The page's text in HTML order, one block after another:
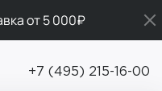
от 5 000₽
от 5 000₽
+7 (495) 215-16-00